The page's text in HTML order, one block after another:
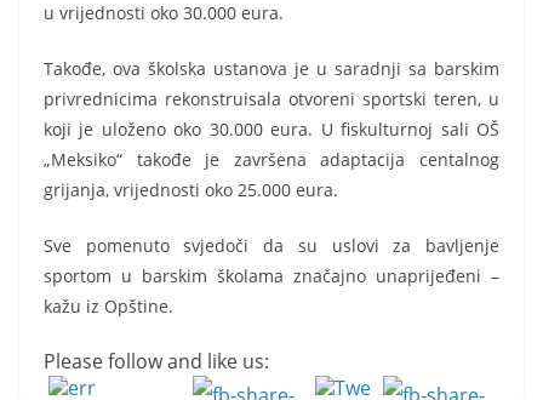
u vrijednosti oko 30.000 eura.
Takođe, ova školska ustanova je u saradnji sa barskim
privrednicima rekonstruisala otvoreni sportski teren, u
koji je uloženo oko 30.000 eura. U fiskulturnoj sali OŠ
„Meksiko“ takođe je završena adaptacija centalnog
grijanja, vrijednosti oko 25.000 eura.
Sve pomenuto svjedoči da su uslovi za bavljenje
sportom u barskim školama značajno unaprijeđeni –
kažu iz Opštine.
Please follow and like us: